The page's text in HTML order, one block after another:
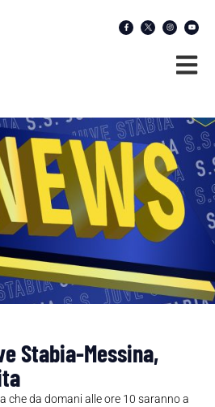
Stabia-Messina,
che da domani alle ore 10 saranno a